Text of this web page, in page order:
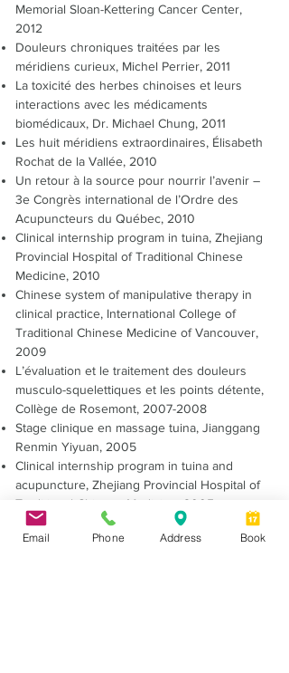
Memorial Sloan-Kettering Cancer Center,
2012
Douleurs chroniques traitées par les
méridiens curieux, Michel Perrier, 2011
La toxicité des herbes chinoises et leurs
interactions avec les médicaments
biomédicaux, Dr. Michael Chung, 2011
Les huit méridiens extraordinaires, Élisabeth
Rochat de la Vallée, 2010
Un retour à la source pour nourrir l’avenir –
3e Congrès international de l’Ordre des
Acupuncteurs du Québec, 2010
Clinical internship program in tuina, Zhejiang
Provincial Hospital of Traditional Chinese
Medicine, 2010
Chinese system of manipulative therapy in
clinical practice, International College of
Traditional Chinese Medicine of Vancouver,
2009
L’évaluation et le traitement des douleurs
musculo-squelettiques et les points détente,
Collège de Rosemont, 2007-2008
Stage clinique en massage tuina, Jianggang
Renmin Yiyuan, 2005
Clinical internship program in tuina and
acupuncture, Zhejiang Provincial Hospital of
Traditional Chinese Medicine, 2005
Diplôme « Acupuncture traditionnelle »,
Collège de Rosemont, 2002
Email Phone Address Book